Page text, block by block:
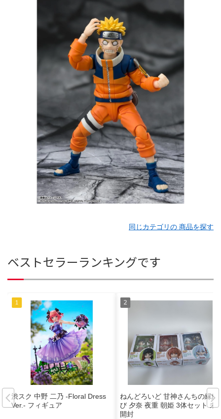
同じカテゴリの 商品を探す
ベストセラーランキングです
渋スク 中野 二乃 -Floral Dress
Ver.- フィギュア
ねんどろいど 甘神さんちの縁結
び 夕奈 夜重 朝姫 3体セット 未
開封